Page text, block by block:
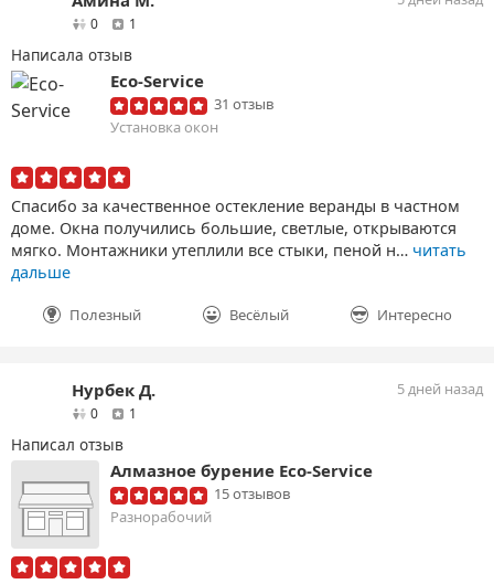
0друзей1
Написала отзыв
Eco-Service
31 отзыв
Установка окон
Спасибо за качественное остекление веранды в частном
доме. Окна получились большие, светлые, открываются
мягко. Монтажники утеплили все стыки, пеной н… читать
дальше
Полезный Весёлый Интересно
Нурбек Д.
0друзей1
5 дней назад
Написал отзыв
Алмазное бурение Eco-Service
15 отзывов
Разнорабочий